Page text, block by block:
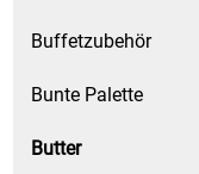
Buffetzubehör
Bunte Palette
Butter